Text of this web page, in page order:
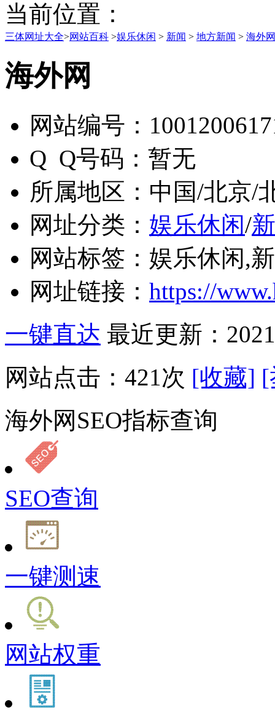
当前位置：
三体网址大全>网站百科 >娱乐休闲 > 新闻 > 地方新闻 > 海外网
海外网
网站编号：
Q Q号码： 暂无
所属地区： 中国/北京/
网址分类： 娱乐休闲/
网站标签： 娱乐休闲,
网址链接： https://
一键直达 最近更新：
网站点击： 421次 [收藏] [
海外网SEO指标查询
SEO查询
一键测速
网站权重